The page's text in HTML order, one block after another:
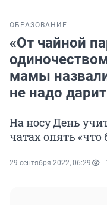
ОБРАЗОВАНИЕ
«От чайной
мамы
не надо
На носу День
чатах опять «что
29 сентября 2022, 06:29